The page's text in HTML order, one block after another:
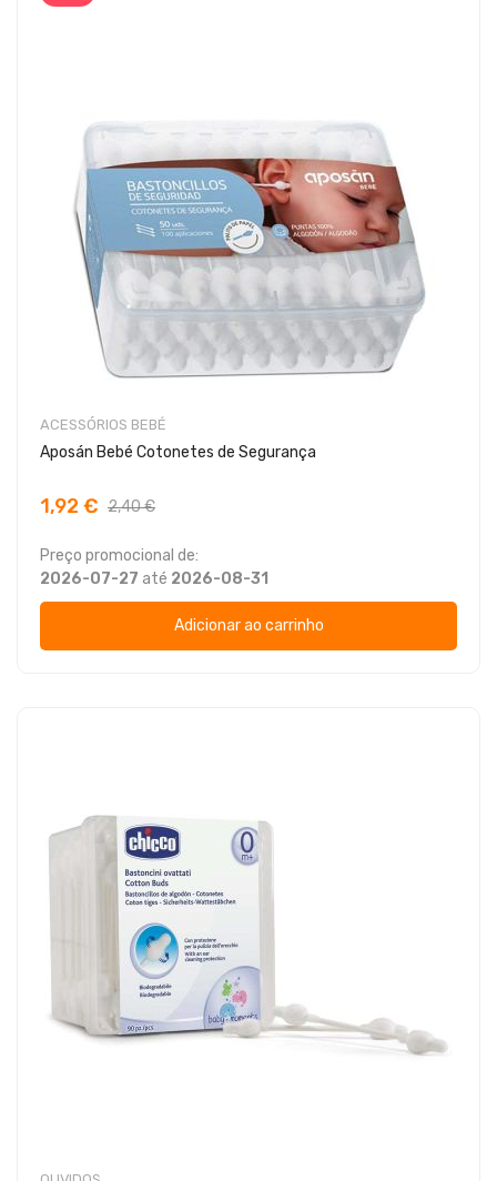
ACESSÓRIOS BEBÉ
Aposán Bebé Cotonetes de Segurança
1,92 € 2,40 €
Preço promocional de:
2026-07-27 até 2026-08-31
Adicionar ao carrinho